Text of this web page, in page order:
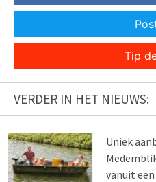
Tip
VERDER IN HET NIEUWS:
Uniek
vanuit